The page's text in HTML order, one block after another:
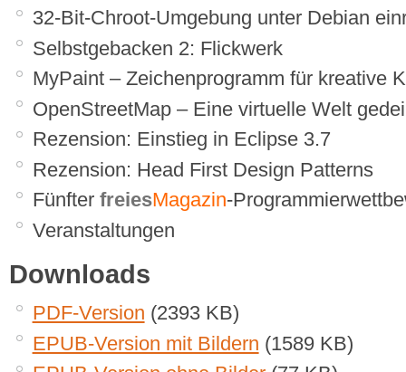
32-Bit-Chroot-Umgebung unter Debian
Selbstgebacken 2: Flickwerk
MyPaint – Zeichenprogramm für kreative
OpenStreetMap – Eine virtuelle Welt
Rezension: Einstieg in Eclipse 3.7
Rezension: Head First Design Patterns
Fünfter freiesMagazin-
Veranstaltungen
Downloads
PDF-Version (2393 KB)
EPUB-Version mit Bildern (1589 KB)